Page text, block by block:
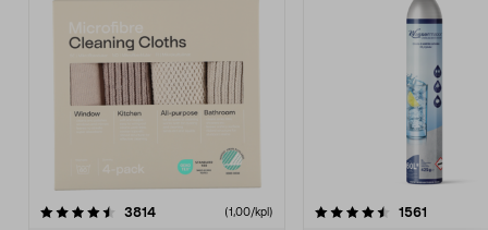
3814arvostelut (1,00/kpl)
4.5viidestä
1561
4.5viidestä